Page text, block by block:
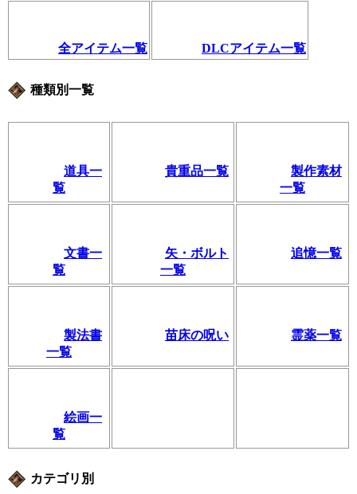
全アイテム一覧 DLCアイテム一覧
種類別一覧
道具一
覧
貴重品一覧
製作素材
一覧
文書一
覧
矢・ボルト
一覧
追憶一覧
製法書
一覧
苗床の呪い 霊薬一覧
絵画一
覧
カテゴリ別